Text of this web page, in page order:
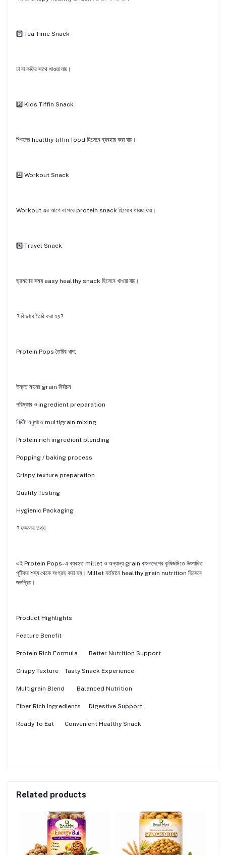
2️⃣ Tea Time Snack
চা বা কফির সাথে খাওয়া যায়।
3️⃣ Kids Tiffin Snack
শিশুদের healthy tiffin food হিসেবে ব্যবহার করা যায়।
4️⃣ Workout Snack
Workout এর আগে বা পরে protein snack হিসেবে খাওয়া যায়।
5️⃣ Travel Snack
ভ্রমণের সময় easy healthy snack হিসেবে খাওয়া যায়।
? কিভাবে তৈরি করা হয়?
Protein Pops তৈরির ধাপ:
উন্নত মানের grain নির্বাচন
পরিষ্কার ও ingredient preparation
নির্দিষ্ট অনুপাতে multigrain mixing
Protein rich ingredient blending
Popping / baking process
Crispy texture preparation
Quality Testing
Hygienic Packaging
? ফসলের তথ্য
এই Protein Pops-এ ব্যবহৃত millet ও অন্যান্য grain বাংলাদেশের কৃষিজমিতে উৎপাদিত
পুষ্টিকর শস্য থেকে সংগ্রহ করা হয়। Millet বর্তমানে healthy grain nutrition হিসেবে
জনপ্রিয়।
Product Highlights
Feature Benefit
Protein Rich Formula Better Nutrition Support
Crispy Texture Tasty Snack Experience
Multigrain Blend Balanced Nutrition
Fiber Rich Ingredients Digestive Support
Ready To Eat Convenient Healthy Snack
Related products